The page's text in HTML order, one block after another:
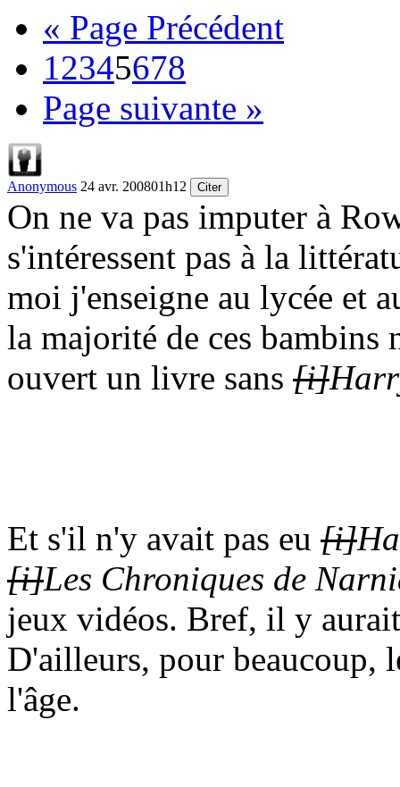
« Page Précédent
12345678
Page suivante »
Anonymous 24 avr. 200801h12 Citer
On ne va pas imputer à
s'intéressent pas à la
moi j'enseigne au lycée et
la majorité de ces bambins
ouvert un livre sans [i]
Et s'il n'y avait pas eu [i]
[i]Les Chroniques de
jeux vidéos. Bref, il y
D'ailleurs, pour beaucoup,
l'âge.